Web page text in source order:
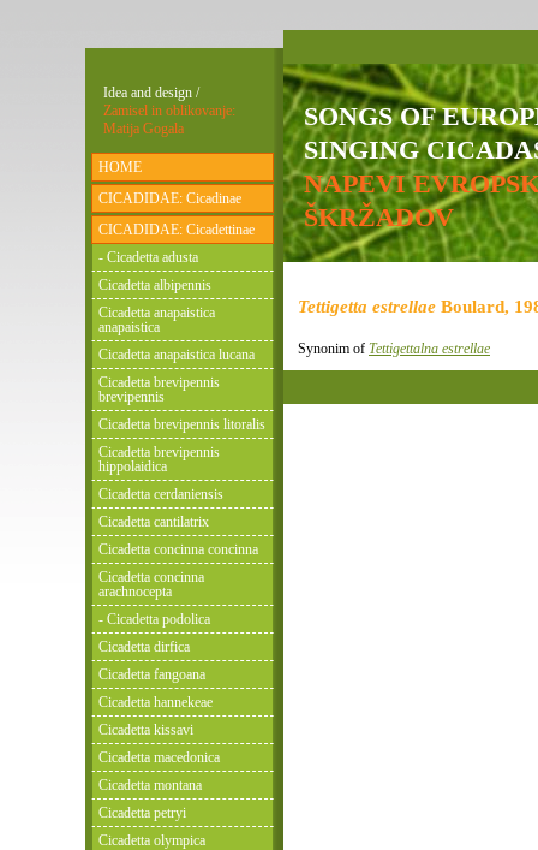
SONGS OF
SINGING
NAPEVI
ŠKRŽADOV
Tettigetta estrellae Boulard,
Synonim of Tettigettalna estrellae
Idea and design /
Zamisel in oblikovanje:
Matija Gogala
HOME
CICADIDAE: Cicadinae
CICADIDAE: Cicadettinae
- Cicadetta adusta
Cicadetta albipennis
Cicadetta anapaistica
anapaistica
Cicadetta anapaistica lucana
Cicadetta brevipennis
brevipennis
Cicadetta brevipennis litoralis
Cicadetta brevipennis
hippolaidica
Cicadetta cerdaniensis
Cicadetta cantilatrix
Cicadetta concinna concinna
Cicadetta concinna
arachnocepta
- Cicadetta podolica
Cicadetta dirfica
Cicadetta fangoana
Cicadetta hannekeae
Cicadetta kissavi
Cicadetta macedonica
Cicadetta montana
Cicadetta petryi
Cicadetta olympica